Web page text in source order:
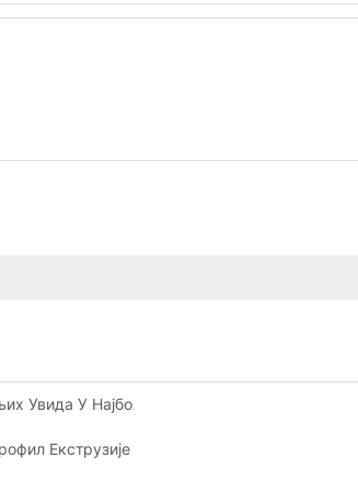
Профила
Увида У Најбоље Алуминијумске
Екструзије Алуминијума